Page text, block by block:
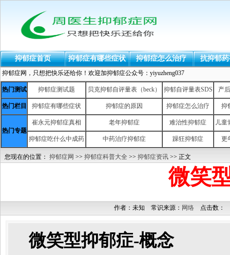
抑郁症首页 抑郁症有哪些症状 抑郁症怎么治疗 抗抑郁
抑郁症网，只想把快乐还给你！欢迎加抑郁症公众号：yiyuzheng037
热门测试 抑郁症测试题 贝克抑郁自评量表（beck） 抑郁自评量表SDS 产
热门栏目 抑郁症有哪些症状 抑郁症的原因 抑郁症怎么治疗 抑
热门专题
崔永元抑郁症真相 老年抑郁症 难治性抑郁症 儿童
抑郁症吃什么中成药 中药治疗抑郁症 躁狂抑郁症 更
您现在的位置： 抑郁症网 >> 抑郁症科普大全 >> 抑郁症资讯 >> 正文
微笑
作者：未知 常识来源： 网络点击数：
微笑型抑郁症-概念